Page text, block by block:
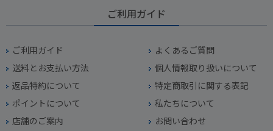
ご利用ガイド
ご利用ガイド
よくあるご質問
送料とお支払い方法
個人情報取り扱いについて
返品特約について
特定商取引に関する表記
ポイントについて
私たちについて
店舗のご案内
お問い合わせ